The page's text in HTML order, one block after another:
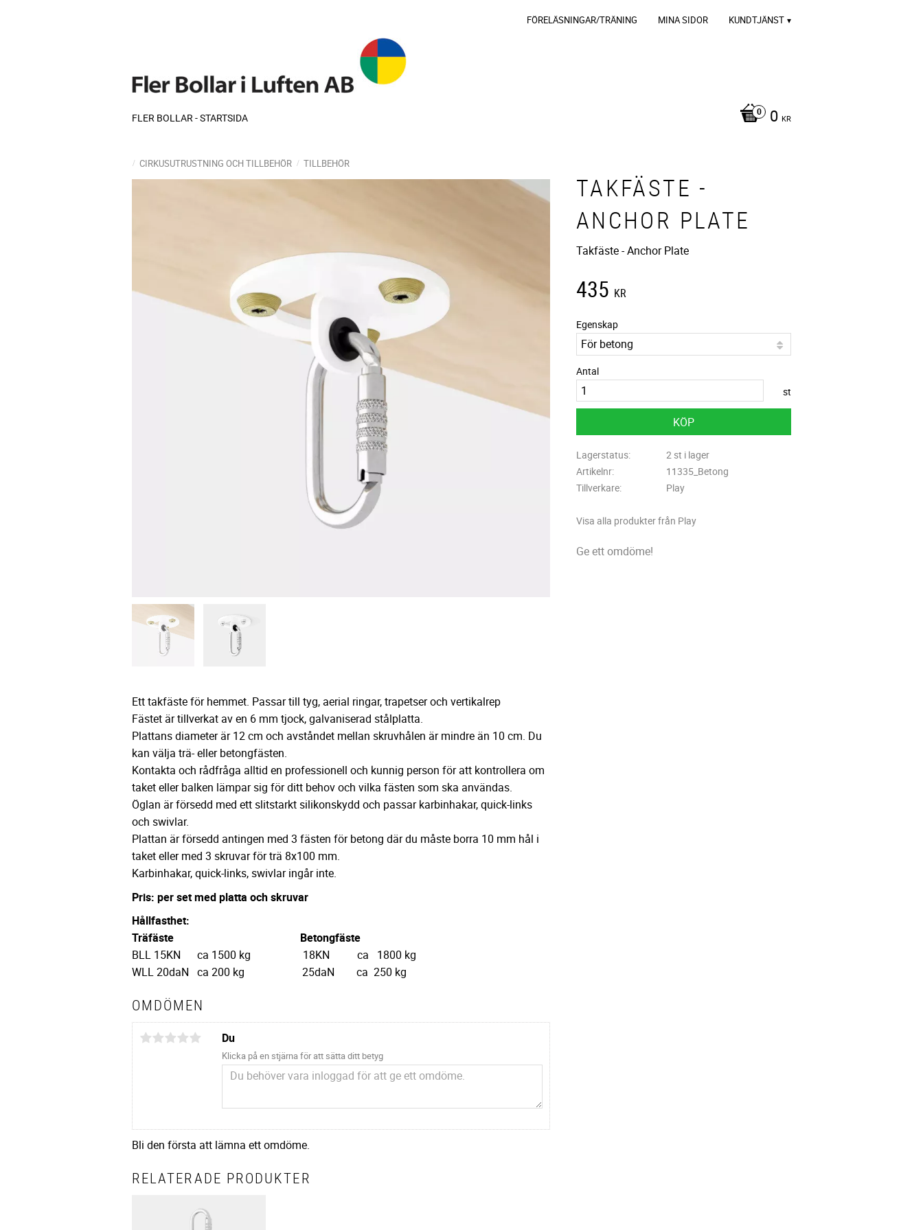
FÖRELÄSNINGAR/TRÄNING MINA SIDOR KUNDTJÄNST
0 KR
FLER BOLLAR - STARTSIDA
CIRKUSUTRUSTNING OCH TILLBEHÖR TILLBEHÖR
TAKFÄSTE -
ANCHOR PLATE
Takfäste - Anchor Plate
435 KR
Egenskap
Antal
st
KÖP
Lagerstatus
2 st i lager
Artikelnr
11335_Betong
Tillverkare
Play
Visa alla produkter från Play
Ge ett omdöme!
Ett takfäste för hemmet. Passar till tyg, aerial ringar, trapetser och vertikalrep
Fästet är tillverkat av en 6 mm tjock, galvaniserad stålplatta.
Plattans diameter är 12 cm och avståndet mellan skruvhålen är mindre än 10 cm. Du
kan välja trä- eller betongfästen.
Kontakta och rådfråga alltid en professionell och kunnig person för att kontrollera om
taket eller balken lämpar sig för ditt behov och vilka fästen som ska användas.
Öglan är försedd med ett slitstarkt silikonskydd och passar karbinhakar, quick-links
och swivlar.
Plattan är försedd antingen med 3 fästen för betong där du måste borra 10 mm hål i
taket eller med 3 skruvar för trä 8x100 mm.
Karbinhakar, quick-links, swivlar ingår inte.
Pris: per set med platta och skruvar
Hållfasthet:
Träfäste
Betongfäste
BLL 15KN ca 1500 kg 18KN ca 1800 kg
WLL 20daN ca 200 kg 25daN ca 250 kg
OMDÖMEN
Du
Klicka på en stjärna för att sätta ditt betyg
Bli den första att lämna ett omdöme.
RELATERADE PRODUKTER